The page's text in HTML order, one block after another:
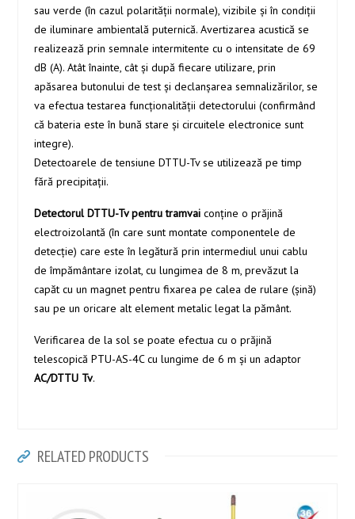
sau verde (în cazul polarităţii normale), vizibile şi în condiţii
de iluminare ambientală puternică. Avertizarea acustică se
realizează prin semnale intermitente cu o intensitate de 69
dB (A). Atât înainte, cât și după fiecare utilizare, prin
apăsarea butonului de test şi declanşarea semnalizărilor, se
va efectua testarea funcţionalităţii detectorului (confirmând
că bateria este în bună stare şi circuitele electronice sunt
integre).
Detectoarele de tensiune DTTU-Tv se utilizează pe timp
fără precipitații.
Detectorul DTTU-Tv pentru tramvai conţine o prăjină
electroizolantă (în care sunt montate componentele de
detecţie) care este în legătură prin intermediul unui cablu
de împământare izolat, cu lungimea de 8 m, prevăzut la
capăt cu un magnet pentru fixarea pe calea de rulare (şină)
sau pe un oricare alt element metalic legat la pământ.
Verificarea de la sol se poate efectua cu o prăjină
telescopică PTU-AS-4C cu lungime de 6 m și un adaptor
AC/DTTU Tv.
RELATED PRODUCTS